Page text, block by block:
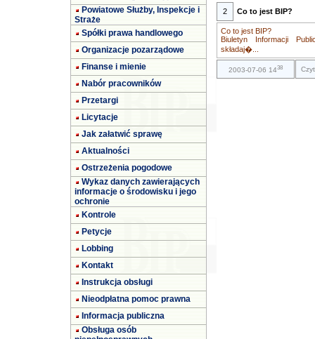
Powiatowe Służby, Inspekcje i
Straże
Spółki prawa handlowego
Organizacje pozarządowe
Finanse i mienie
Nabór pracowników
Przetargi
Licytacje
Jak załatwić sprawę
Aktualności
Ostrzeżenia pogodowe
Wykaz danych zawierających
informacje o środowisku i jego
ochronie
Kontrole
Petycje
Lobbing
Kontakt
Instrukcja obsługi
Nieodpłatna pomoc prawna
Informacja publiczna
Obsługa osób
2 Co to jest BIP?
Co to jest BIP?
Biuletyn Informacji
składaj�...
2003-07-06 1438